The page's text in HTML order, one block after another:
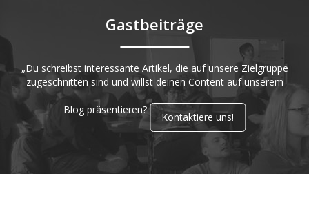
Gastbeiträge
„Du schreibst interessante Artikel, die auf unsere Zielgruppe
zugeschnitten sind und willst deinen Content auf unserem
Blog präsentieren?
Kontaktiere uns!